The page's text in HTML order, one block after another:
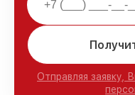
Отправляя заявку,